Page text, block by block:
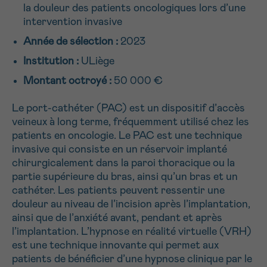
la douleur des patients oncologiques lors d’une
intervention invasive
Année de sélection : 2023
Institution : ULiège
Montant octroyé : 50 000 €
Le port-cathéter (PAC) est un dispositif d’accès
veineux à long terme, fréquemment utilisé chez les
patients en oncologie. Le PAC est une technique
invasive qui consiste en un réservoir implanté
chirurgicalement dans la paroi thoracique ou la
partie supérieure du bras, ainsi qu’un bras et un
cathéter. Les patients peuvent ressentir une
douleur au niveau de l’incision après l’implantation,
ainsi que de l’anxiété avant, pendant et après
l’implantation. L’hypnose en réalité virtuelle (VRH)
est une technique innovante qui permet aux
patients de bénéficier d’une hypnose clinique par le
Je souhaite être rappelé.e
En savoir plus sur Cancerinfo
NOM
E-MAIL
VOTRE QUESTION
Je souhaite recevoir la Newsletter
Suivant